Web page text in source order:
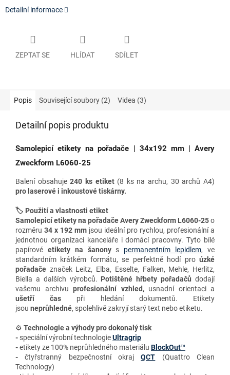
Detailní informace
ZEPTAT SE HLÍDAT SDÍLET
Popis Související soubory (2) Videa (3)
Detailní popis produktu
Samolepicí etikety na pořadače | 34x192 mm | Avery
Zweckform L6060-25
Balení obsahuje240 ks etiket(8 ks na archu, 30 archů A4)
pro laserové i inkoustové tiskárny.
🏷️ Použití a vlastnosti etiket
Samolepicí etikety na pořadače Avery Zweckform L6060-25o
rozměru 34 x 192 mm jsou ideální pro rychlou, profesionální a
jednotnou organizaci kanceláře i domácí pracovny. Tyto bílé
papírové etikety na šanonys permanentním lepidlem, ve
standardním krátkém formátu, se perfektně hodí proúzké
pořadače značek Leitz, Elba, Esselte, Falken, Mehle, Herlitz,
Biella a dalších výrobců. Potištěné hřbety pořadačůdodají
vašemu archivu profesionální vzhled, usnadní orientaci a
ušetří čas při hledání dokumentů. Etikety
jsou neprůhledné, spolehlivě zakryjí starý text nebo etiketu.
⚙️ Technologie a výhodypro dokonalý tisk
- speciální výrobní technologieUltragrip
-etikety ze 100% neprůhledného materiálu BlockOut™
-čtyřstranný bezpečnostní okraj QCT
(Quattro Clean
Technology)